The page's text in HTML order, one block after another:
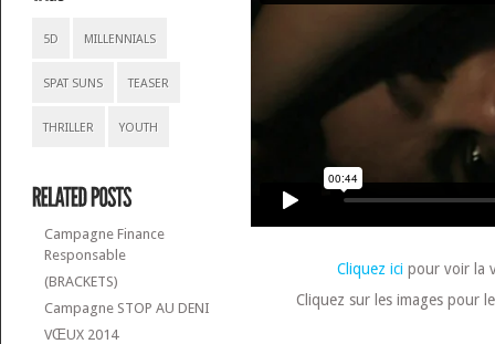
5D MILLENNIALS
SPAT SUNS TEASER
THRILLER YOUTH
Campagne Finance
Responsable
(BRACKETS)
Campagne STOP AU DENI
VŒUX 2014
Cliquez ici pour voir la
Cliquez sur les images pour